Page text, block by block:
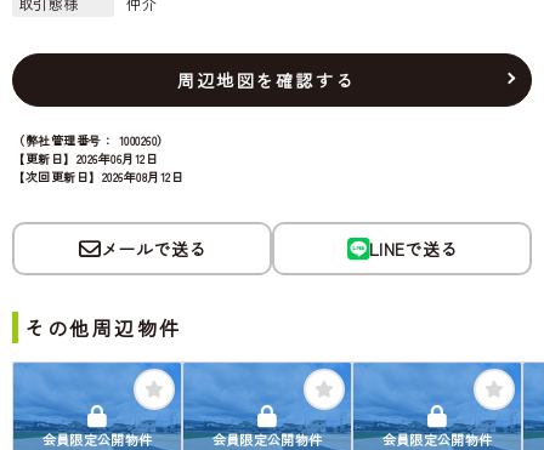
周辺地図を確認する
（弊社管理番号： 1000260）
【更新日】2026年06月12日
【次回更新日】2026年08月12日
メールで送る LINEで送る
その他周辺物件
会員限定公開物件 会員限定公開物件 会員限定公開物件